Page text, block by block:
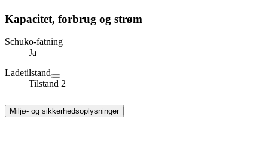
Kapacitet, forbrug og strøm
Schuko-fatning
Ja
Ladetilstand
Tilstand 2
Miljø- og sikkerhedsoplysninger